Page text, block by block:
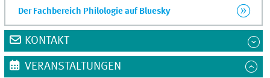
Der Fachbereich Philologie auf Bluesky
KONTAKT
VERANSTALTUNGEN